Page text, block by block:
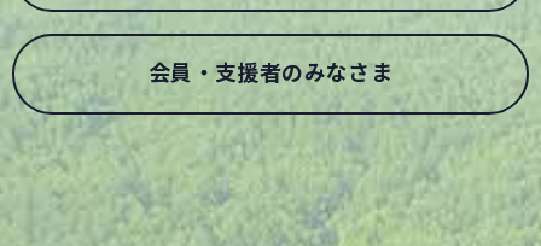
会員・支援者のみなさま